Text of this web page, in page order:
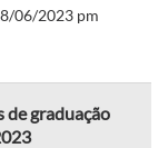
06/2023 pm
de graduação